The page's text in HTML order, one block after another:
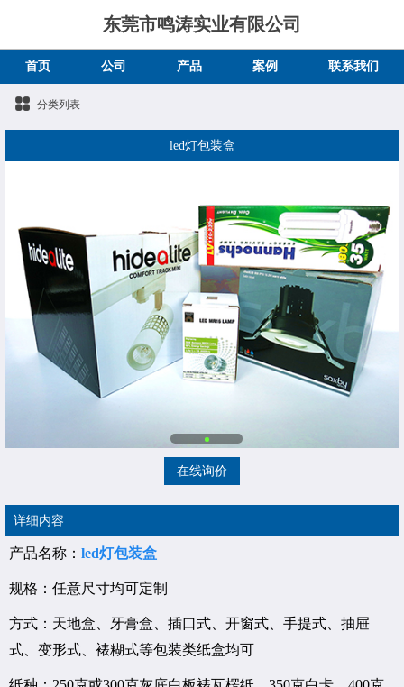
东莞市鸣涛实业有限公司
首页 公司 产品 案例 联系我们
分类列表
led灯包装盒
在线询价
详细内容
产品名称： led灯包装盒
规格：任意尺寸均可定制
方式：天地盒、牙膏盒、插口式、开窗式、手提式、抽屉
式、变形式、裱糊式等包装类纸盒均可